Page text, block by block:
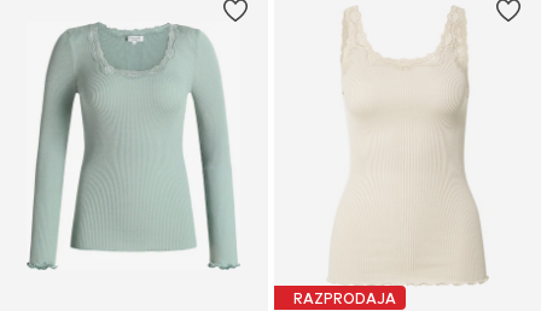
RAZPRODAJA